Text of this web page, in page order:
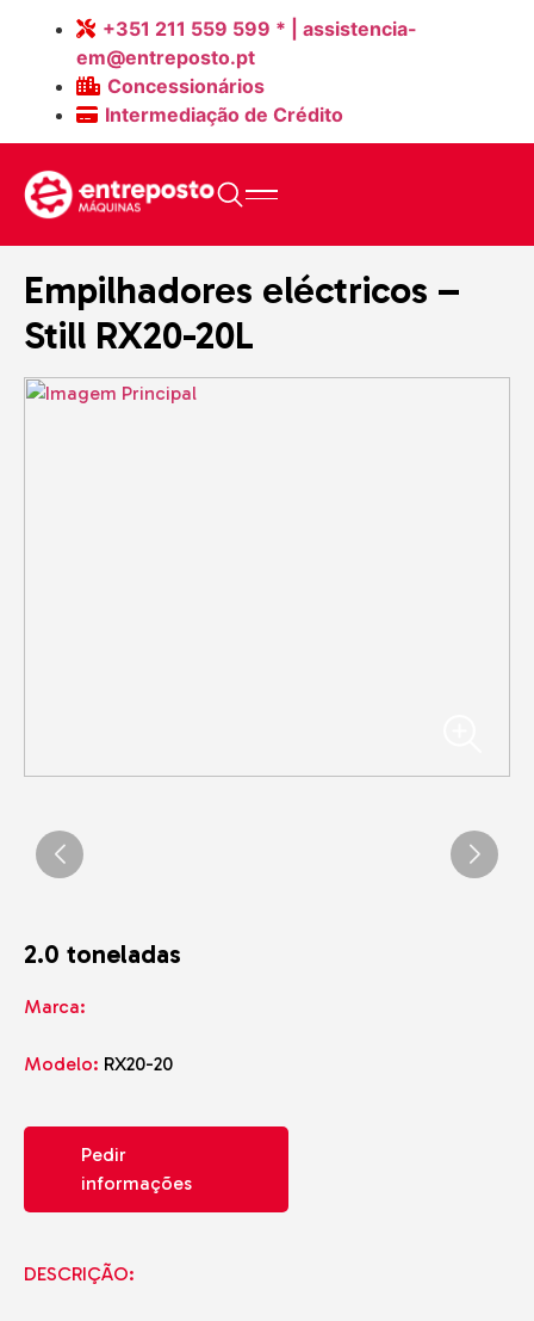
+351 211 559 599 * | assistencia-
em@entreposto.pt
Concessionários
Intermediação de Crédito
Home > Máquinas Empilhadores eléctricos – Still RX20-20L
Empilhadores eléctricos –
Still RX20-20L
2.0 toneladas
Marca:
Modelo: RX20-20
Pedir
informações
DESCRIÇÃO: